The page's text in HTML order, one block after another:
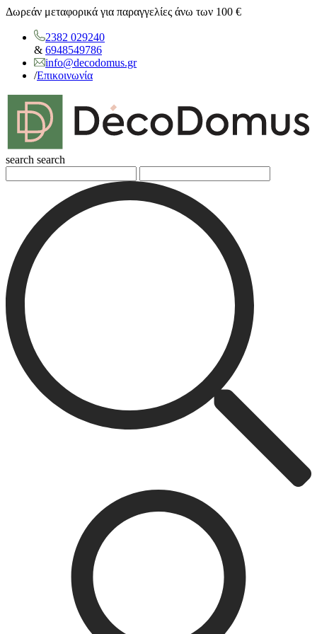
Δωρεάν μεταφορικά για παραγγελίες άνω των 100 €
2382 029240
& 6948549786
info@decodomus.gr
/Επικοινωνία
search search